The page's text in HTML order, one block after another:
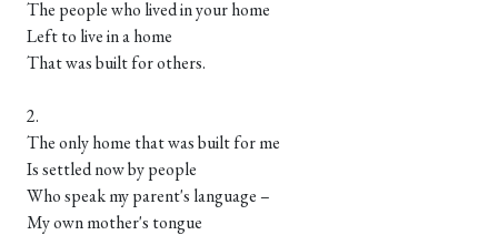
The people who lived in your home
Left to live in a home
That was built for others.
2.
The only home that was built for me
Is settled now by people
Who speak my parent's language –
My own mother's tongue